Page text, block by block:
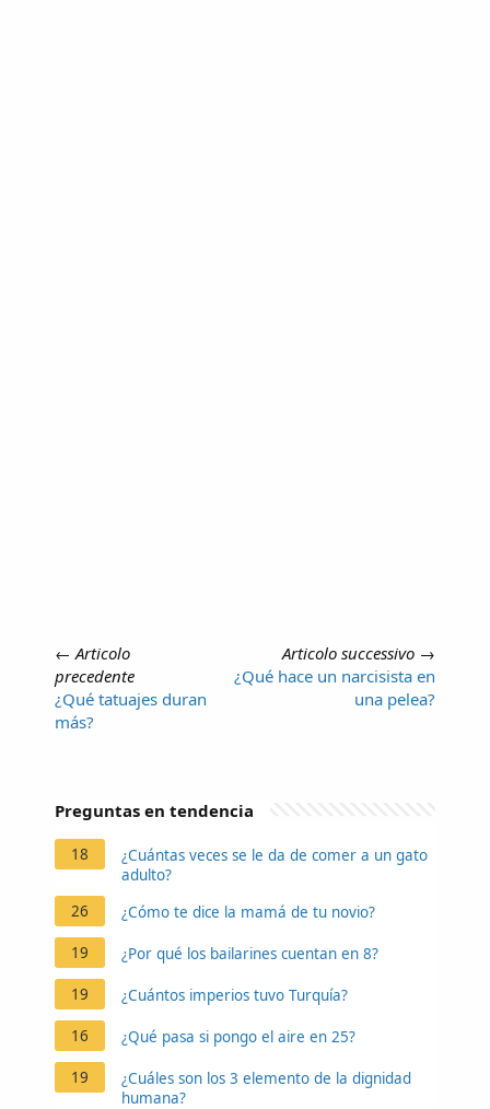
← Articolo
precedente
¿Qué tatuajes duran
más?
Articolo successivo →
¿Qué hace un narcisista en
una pelea?
Preguntas en tendencia
18
¿Cuántas veces se le da de comer a un gato
adulto?
26
¿Cómo te dice la mamá de tu novio?
19 ¿Por qué los bailarines cuentan en 8?
19 ¿Cuántos imperios tuvo Turquía?
16 ¿Qué pasa si pongo el aire en 25?
19
¿Cuáles son los 3 elemento de la dignidad
humana?